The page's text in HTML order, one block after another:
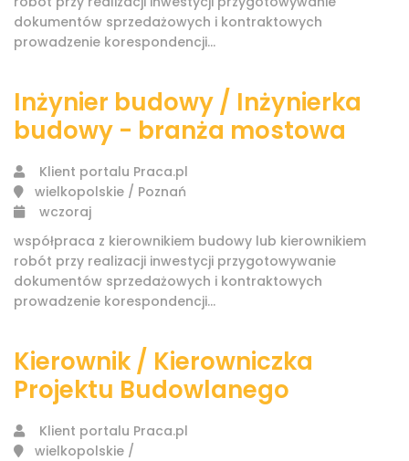
dokumentów sprzedażowych i kontraktowych
prowadzenie korespondencji...
Inżynier budowy / Inżynierka
budowy - branża mostowa
Klient portalu Praca.pl
wielkopolskie / Poznań
wczoraj
współpraca z kierownikiem budowy lub kierownikiem
robót przy realizacji inwestycji przygotowywanie
dokumentów sprzedażowych i kontraktowych
prowadzenie korespondencji...
Kierownik / Kierowniczka
Projektu Budowlanego
Klient portalu Praca.pl
wielkopolskie /